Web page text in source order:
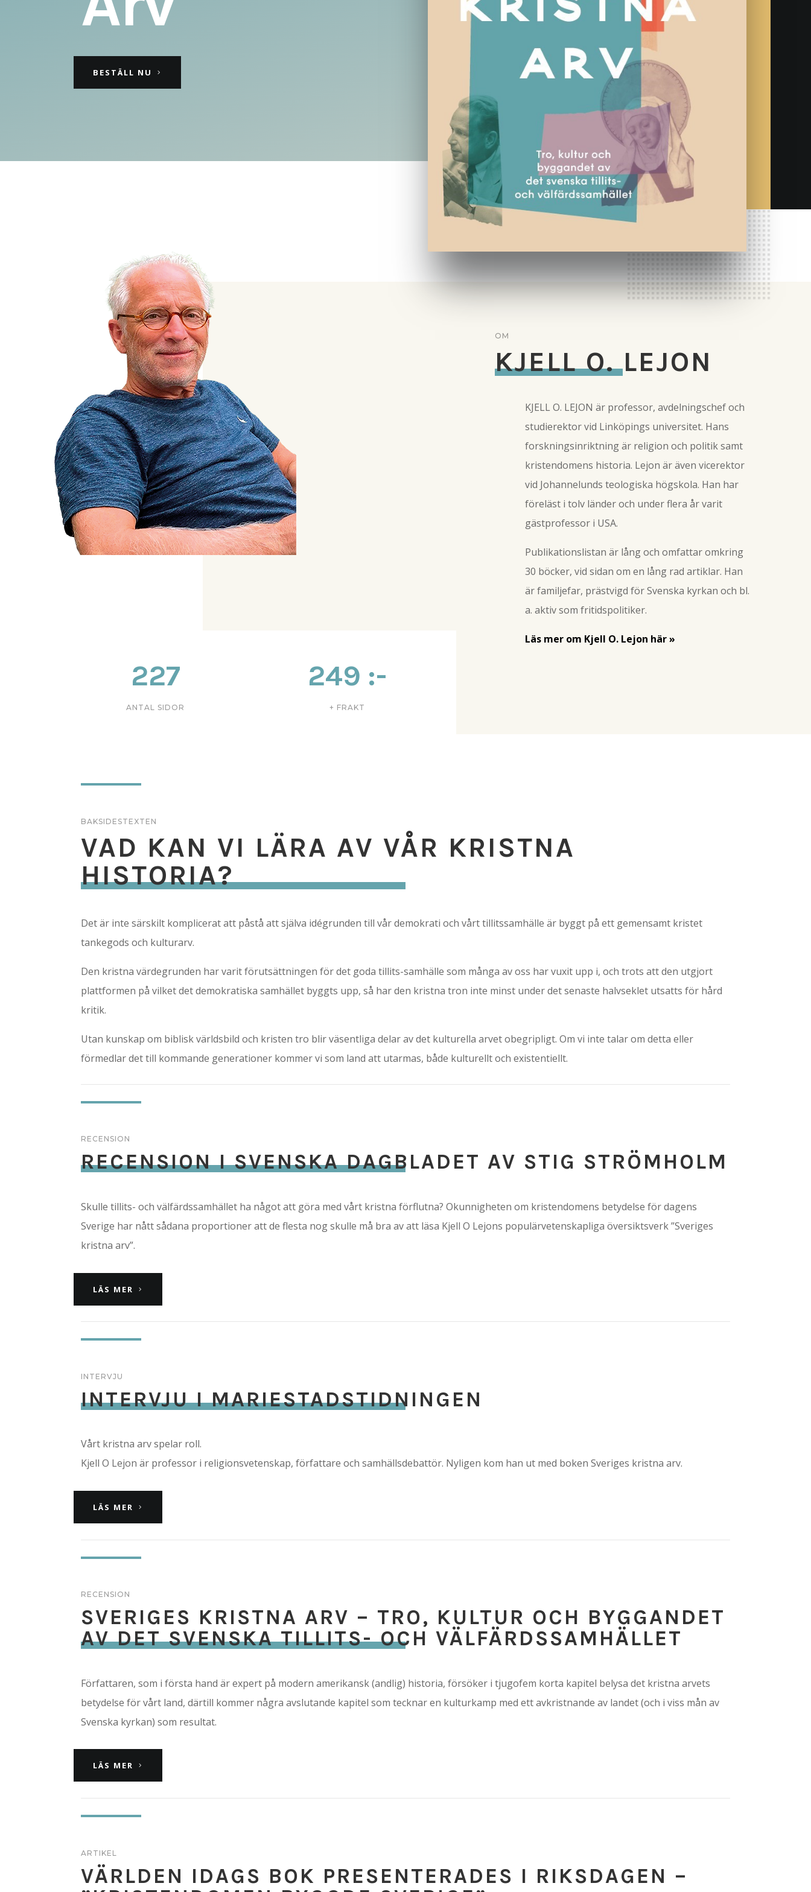
BESTÄLL NU
227
ANTAL SIDOR
249 :-
+ FRAKT
OM
KJELL O. LEJON
KJELL O. LEJON är professor, avdelningschef och
studierektor vid Linköpings universitet. Hans
forskningsinriktning är religion och politik samt
kristendomens historia. Lejon är även vicerektor
vid Johannelunds teologiska högskola. Han har
föreläst i tolv länder och under flera år varit
gästprofessor i USA.
Publikationslistan är lång och omfattar omkring
30 böcker, vid sidan om en lång rad artiklar. Han
är familjefar, prästvigd för Svenska kyrkan och bl.
a. aktiv som fritidspolitiker.
Läs mer om Kjell O. Lejon här »
BAKSIDESTEXTEN
VAD KAN VI LÄRA AV VÅR KRISTNA
HISTORIA?
Det är inte särskilt komplicerat att påstå att själva idégrunden till vår demokrati och vårt tillitssamhälle är byggt på ett gemensamt kristet
tankegods och kulturarv.
Den kristna värdegrunden har varit förutsättningen för det goda tillits-samhälle som många av oss har vuxit upp i, och trots att den utgjort
plattformen på vilket det demokratiska samhället byggts upp, så har den kristna tron inte minst under det senaste halvseklet utsatts för hård
kritik.
Utan kunskap om biblisk världsbild och kristen tro blir väsentliga delar av det kulturella arvet obegripligt. Om vi inte talar om detta eller
förmedlar det till kommande generationer kommer vi som land att utarmas, både kulturellt och existentiellt.
RECENSION
RECENSION I SVENSKA DAGBLADET AV STIG STRÖMHOLM
Skulle tillits- och välfärdssamhället ha något att göra med vårt kristna förflutna? Okunnigheten om kristendomens betydelse för dagens
Sverige har nått sådana proportioner att de flesta nog skulle må bra av att läsa Kjell O Lejons populärvetenskapliga översiktsverk ”Sveriges
kristna arv”.
LÄS MER
INTERVJU
INTERVJU I MARIESTADSTIDNINGEN
Vårt kristna arv spelar roll.
Kjell O Lejon är professor i religionsvetenskap, författare och samhällsdebattör. Nyligen kom han ut med boken Sveriges kristna arv.
LÄS MER
RECENSION
SVERIGES KRISTNA ARV – TRO, KULTUR OCH BYGGANDET
AV DET SVENSKA TILLITS- OCH VÄLFÄRDSSAMHÄLLET
Författaren, som i första hand är expert på modern amerikansk (andlig) historia, försöker i tjugofem korta kapitel belysa det kristna arvets
betydelse för vårt land, därtill kommer några avslutande kapitel som tecknar en kulturkamp med ett avkristnande av landet (och i viss mån av
Svenska kyrkan) som resultat.
LÄS MER
ARTIKEL
VÄRLDEN IDAGS BOK PRESEN­TERADES I RIKSDAGEN –